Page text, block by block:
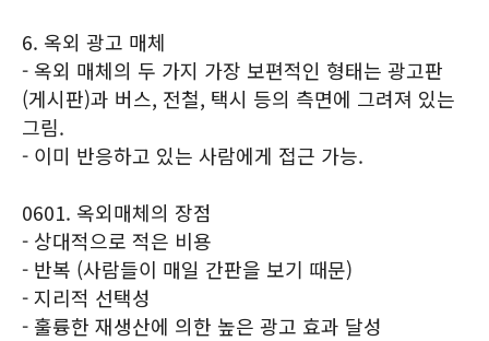
6. 옥외 광고 매체
- 옥외 매체의 두 가지 가장 보편적인 형태는 광고판
(게시판)과 버스, 전철, 택시 등의 측면에 그려져 있는
그림.
- 이미 반응하고 있는 사람에게 접근 가능.
0601. 옥외매체의 장점
- 상대적으로 적은 비용
- 반복 (사람들이 매일 간판을 보기 때문)
- 지리적 선택성
- 훌륭한 재생산에 의한 높은 광고 효과 달성